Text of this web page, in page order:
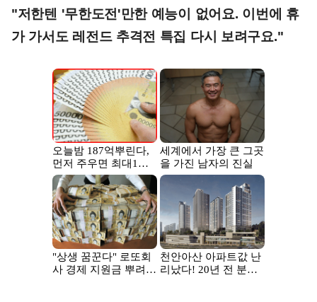
"저한텐 '무한도전'만한 예능이 없어요. 이번에 휴
가 가서도 레전드 추격전 특집 다시 보려구요."